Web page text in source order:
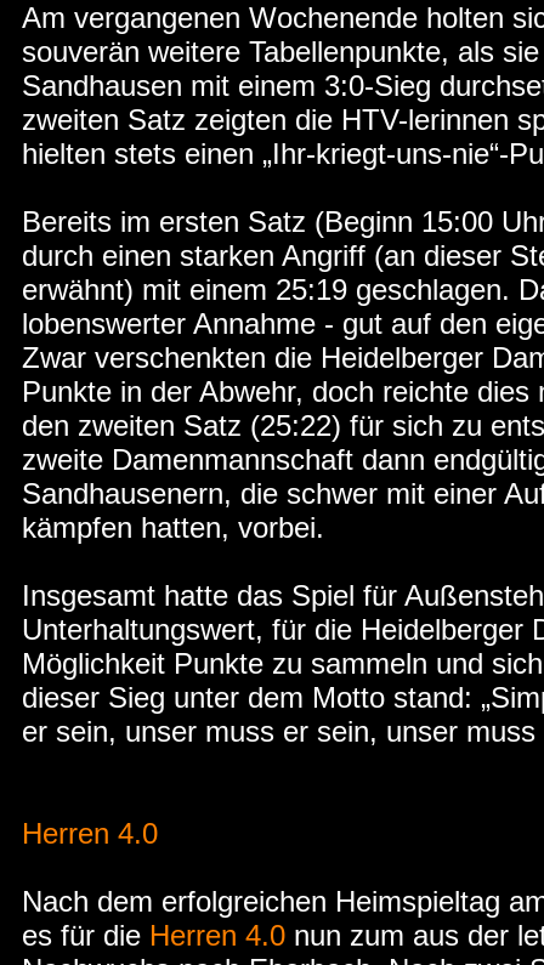
Am vergangenen Wochenende holten
souverän weitere Tabellenpunkte, als
Sandhausen mit einem 3:0-Sieg
zweiten Satz zeigten die HTV-lerinnen
hielten stets einen „Ihr-kriegt-uns-nie“-
Bereits im ersten Satz (Beginn 15:00
durch einen starken Angriff (an dieser
erwähnt) mit einem 25:19 geschlagen.
lobenswerter Annahme - gut auf den
Zwar verschenkten die Heidelberger
Punkte in der Abwehr, doch reichte
den zweiten Satz (25:22) für sich zu
zweite Damenmannschaft dann
Sandhausenern, die schwer mit einer
kämpfen hatten, vorbei.
Insgesamt hatte das Spiel für
Unterhaltungswert, für die Heidelberger
Möglichkeit Punkte zu sammeln und
dieser Sieg unter dem Motto stand:
er sein, unser muss er sein, unser muss
Herren 4.0
Nach dem erfolgreichen Heimspieltag
es für die Herren 4.0 nun zum aus der